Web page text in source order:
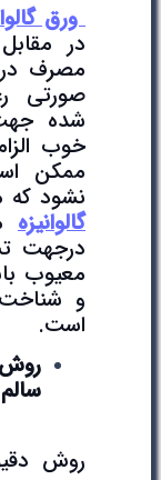
ورق
در
مصرف
صورتی
شده
خوب
ممکن
نشود
گالوانیزه
درجهت
معیوب
و
است.
سالم
روش